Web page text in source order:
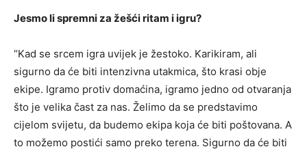
Jesmo li spremni za žešći ritam i igru?
“Kad se srcem igra uvijek je žestoko. Karikiram, ali
sigurno da će biti intenzivna utakmica, što krasi obje
ekipe. Igramo protiv domaćina, igramo jedno od otvaranja
što je velika čast za nas. Želimo da se predstavimo
cijelom svijetu, da budemo ekipa koja će biti poštovana. A
to možemo postići samo preko terena. Sigurno da će biti